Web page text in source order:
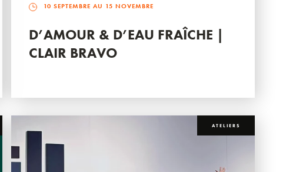
10 SEPTEMBRE AU 15 NOVEMBRE
D’AMOUR & D’EAU FRAÎCHE |
CLAIR BRAVO
ATELIERS